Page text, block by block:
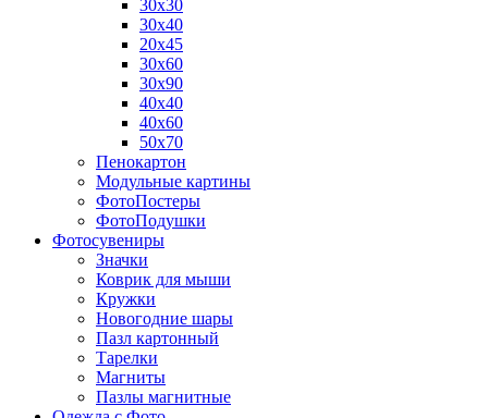
30х30
30х40
20х45
30х60
30х90
40х40
40х60
50х70
Пенокартон
Модульные картины
ФотоПостеры
ФотоПодушки
Фотоcувениры
Значки
Коврик для мыши
Кружки
Новогодние шары
Пазл картонный
Тарелки
Магниты
Пазлы магнитные